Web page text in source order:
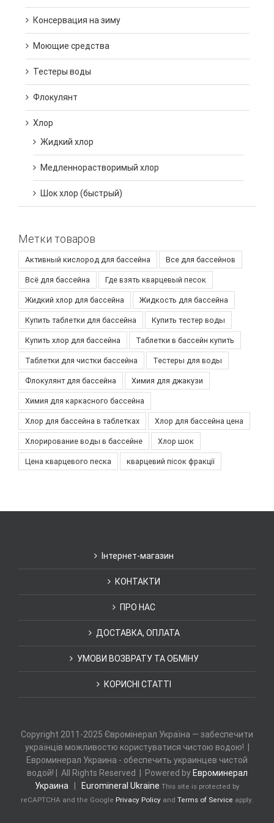
Консервация на зиму
Моющие средства
Тестеры воды
Флокулянт
Хлор
Жидкий хлор
Медленнорастворимый хлор
Шок хлор (быстрый)
Метки товаров
Активный кислород для бассейна Все для бассейнов
Всё для бассейна Где взять кварцевый песок
Жидкий хлор для бассейна Жидкость для бассейна
Купить таблетки для бассейна Купить тестер воды
Купить хлор для бассейна Таблетки в бассейн купить
Таблетки для чистки бассейна Тестеры для воды
Флокулянт для бассейна Химия для джакузи
Химия для каркасного бассейна
Хлор для бассейна в таблетках Хлор для бассейна цена
Хлорирование воды в бассейне Хлор шок
Цена кварцевого песка кварцевий пісок фракції
Інтернет-магазин
КОНТАКТИ
ПРО НАС
ДОСТАВКА, ОПЛАТА
УМОВИ ВОЗВРАТУ ТА ОБМІНУ
КОРИСНІ СТАТТІ
Copyright 2011-2025 Євромінерал Україна — забеспечити
українців можливостю користуватися чистою водою! |
Евроминерал Украина - обеспечить украинцев чистой
водой! | All Rights Reserved | Powered by Евроминерал
Украина| Euromineral Ukraine This site is protected by
reCAPTCHA and the Google Privacy Policy and Terms of Service apply.